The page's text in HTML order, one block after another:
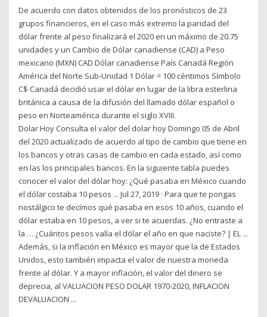
De acuerdo con datos obtenidos de los pronósticos de 23
grupos financieros, en el caso más extremo la paridad del
dólar frente al peso finalizará el 2020 en un máximo de 20.75
unidades y un Cambio de Dólar canadiense (CAD) a Peso
mexicano (MXN) CAD Dólar canadiense País Canadá Región
América del Norte Sub-Unidad 1 Dólar = 100 céntimos Símbolo
C$ Canadá decidió usar el dólar en lugar de la libra esterlina
británica a causa de la difusión del llamado dólar español o
peso en Norteamérica durante el siglo XVIII.
Dolar Hoy Consulta el valor del dolar hoy Domingo 05 de Abril
del 2020 actualizado de acuerdo al tipo de cambio que tiene en
los bancos y otras casas de cambio en cada estado, así como
en las los principales bancos. En la siguiente tabla puedes
conocer el valor del dólar hoy: ¿Qué pasaba en México cuando
el dólar costaba 10 pesos ... Jul 27, 2019 · Para que te pongas
nostálgico te decímos qué pasaba en esos 10 años, cuando el
dólar estaba en 10 pesos, a ver si te acuerdas. ¿No entraste a
la … ¿Cuántos pesos valía el dólar el año en que naciste? | EL ...
Además, si la inflación en México es mayor que la de Estados
Unidos, esto también impacta el valor de nuestra moneda
frente al dólar. Y a mayor inflación, el valor del dinero se
deprecia, al VALUACION PESO DOLAR 1970-2020, INFLACION
DEVALUACION ...